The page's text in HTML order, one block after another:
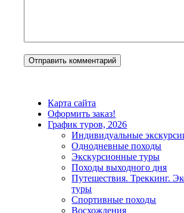
Карта сайта
Оформить заказ!
График туров, 2026
Индивидуальные
Однодневные походы
Экскурсионные туры
Походы выходного дня
Путешествия. Треккинг.
туры
Спортивные походы
Восхождения